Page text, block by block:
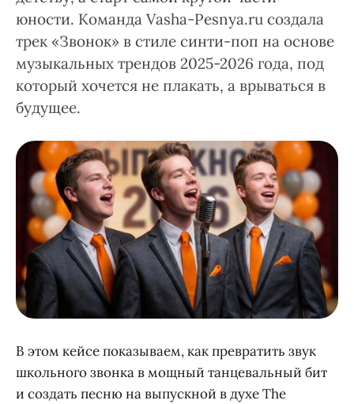
юности. Команда Vasha-Pesnya.ru создала
трек «Звонок» в стиле синти-поп на основе
музыкальных трендов 2025-2026 года, под
который хочется не плакать, а врываться в
будущее.
В этом кейсе показываем, как превратить звук
школьного звонка в мощный танцевальный бит
и создать песню на выпускной в духе The